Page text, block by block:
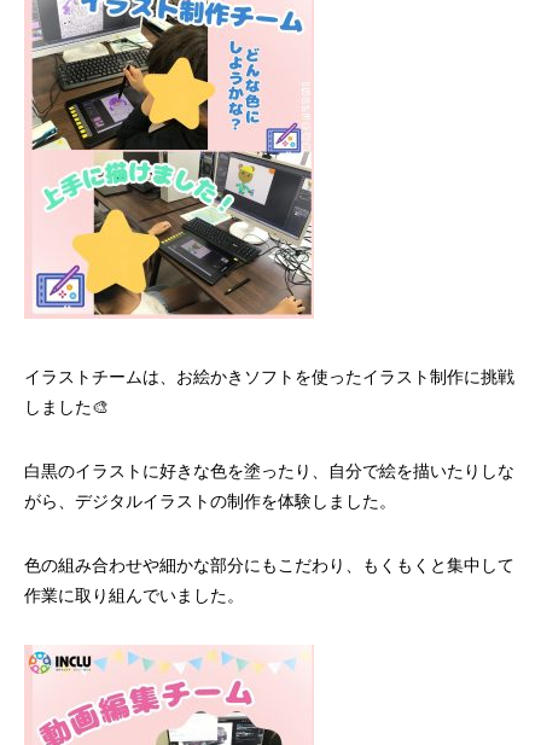
イラストチームは、お絵かきソフトを使ったイラスト制作に挑戦
しました🎨
白黒のイラストに好きな色を塗ったり、自分で絵を描いたりしな
がら、デジタルイラストの制作を体験しました。
色の組み合わせや細かな部分にもこだわり、もくもくと集中して
作業に取り組んでいました。